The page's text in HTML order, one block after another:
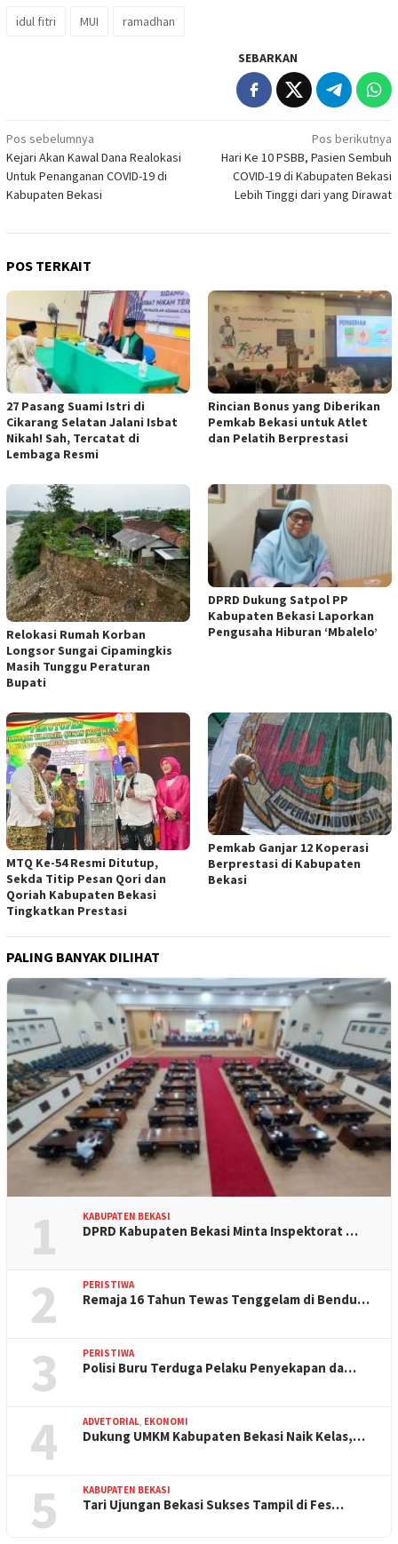
idul fitri MUI ramadhan
SEBARKAN
Navigasi
pos
Pos sebelumnya
Kejari Akan Kawal Dana Realokasi
Untuk Penanganan COVID-19 di
Kabupaten Bekasi
Pos berikutnya
Hari Ke 10 PSBB, Pasien Sembuh
COVID-19 di Kabupaten Bekasi
Lebih Tinggi dari yang Dirawat
POS TERKAIT
27 Pasang Suami Istri di
Cikarang Selatan Jalani Isbat
Nikah! Sah, Tercatat di
Lembaga Resmi
Rincian Bonus yang Diberikan
Pemkab Bekasi untuk Atlet
dan Pelatih Berprestasi
Relokasi Rumah Korban
Longsor Sungai Cipamingkis
Masih Tunggu Peraturan
Bupati
DPRD Dukung Satpol PP
Kabupaten Bekasi Laporkan
Pengusaha Hiburan ‘Mbalelo’
MTQ Ke-54 Resmi Ditutup,
Sekda Titip Pesan Qori dan
Qoriah Kabupaten Bekasi
Tingkatkan Prestasi
Pemkab Ganjar 12 Koperasi
Berprestasi di Kabupaten
Bekasi
PALING BANYAK DILIHAT
1 KABUPATEN BEKASI
DPRD Kabupaten Bekasi Minta Inspektorat …
2 PERISTIWA
Remaja 16 Tahun Tewas Tenggelam di Bendu…
3 PERISTIWA
Polisi Buru Terduga Pelaku Penyekapan da…
4 ADVETORIAL, EKONOMI
Dukung UMKM Kabupaten Bekasi Naik Kelas,…
5 KABUPATEN BEKASI
Tari Ujungan Bekasi Sukses Tampil di Fes…